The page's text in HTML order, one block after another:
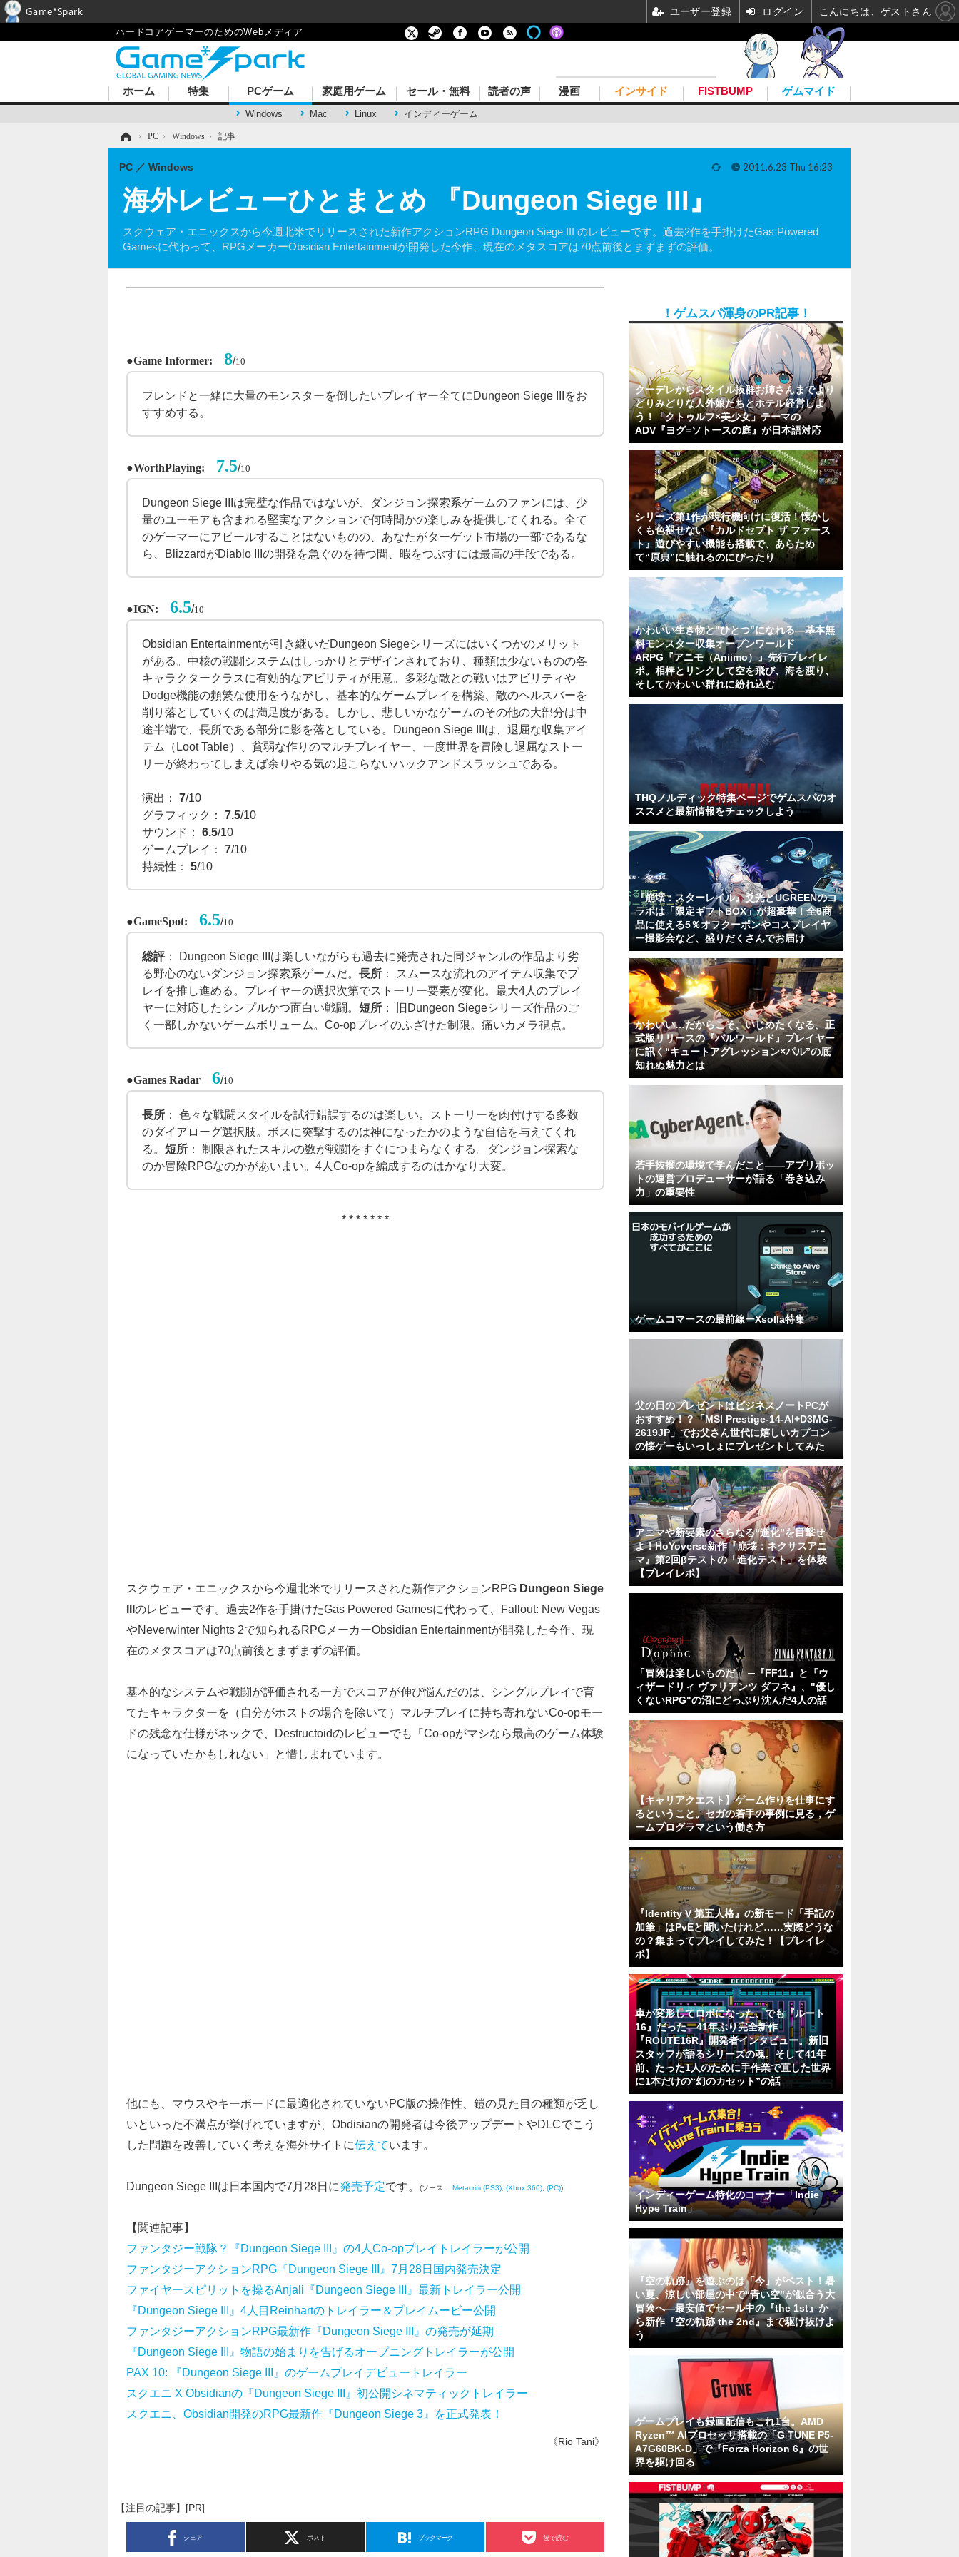
ハードコアゲーマーのためのWebメディア
ホーム 特集 PCゲーム
Windows Mac Linux インディーゲーム
家庭用ゲーム セール・無料 読者の声 漫画 インサイド FISTBUMP ゲムマイド
› PC › Windows › 記事
海外レビューひとまとめ 『Dungeon Siege III』
スクウェア・エニックスから今週北米でリリースされた新作アクションRPG Dungeon Siege III のレビューです。過去2作を手掛けたGas Powered
Gamesに代わって、RPGメーカーObsidian Entertainmentが開発した今作、現在のメタスコアは70点前後とまずまずの評価。
PC Windows 2011.6.23 Thu 16:23
●Game Informer: 8/10
フレンドと一緒に大量のモンスターを倒したいプレイヤー全てにDungeon Siege IIIをお
すすめする。
●WorthPlaying: 7.5/10
Dungeon Siege IIIは完璧な作品ではないが、ダンジョン探索系ゲームのファンには、少
量のユーモアも含まれる堅実なアクションで何時間かの楽しみを提供してくれる。全て
のゲーマーにアピールすることはないものの、あなたがターゲット市場の一部であるな
ら、BlizzardがDiablo IIIの開発を急ぐのを待つ間、暇をつぶすには最高の手段である。
●IGN: 6.5/10
Obsidian Entertainmentが引き継いだDungeon Siegeシリーズにはいくつかのメリット
がある。中核の戦闘システムはしっかりとデザインされており、種類は少ないものの各
キャラクタークラスに有効的なアビリティが用意。多彩な敵との戦いはアビリティや
Dodge機能の頻繁な使用をうながし、基本的なゲームプレイを構築、敵のヘルスバーを
削り落としていくのは満足度がある。しかし、悲しいかなゲームのその他の大部分は中
途半端で、長所である部分に影を落としている。Dungeon Siege IIIは、退屈な収集アイ
テム（Loot Table）、貧弱な作りのマルチプレイヤー、一度世界を冒険し退屈なストー
リーが終わってしまえば余りやる気の起こらないハックアンドスラッシュである。
演出： 7/10
グラフィック： 7.5/10
サウンド： 6.5/10
ゲームプレイ： 7/10
持続性： 5/10
●GameSpot: 6.5/10
総評 ： Dungeon Siege IIIは楽しいながらも過去に発売された同ジャンルの作品より劣
る野心のないダンジョン探索系ゲームだ。 長所 ： スムースな流れのアイテム収集でプ
レイを推し進める。プレイヤーの選択次第でストーリー要素が変化。最大4人のプレイ
ヤーに対応したシンプルかつ面白い戦闘。 短所 ： 旧Dungeon Siegeシリーズ作品のご
く一部しかないゲームボリューム。Co-opプレイのふざけた制限。痛いカメラ視点。
●Games Radar 6/10
長所 ： 色々な戦闘スタイルを試行錯誤するのは楽しい。ストーリーを肉付けする多数
のダイアローグ選択肢。ボスに突撃するのは神になったかのような自信を与えてくれ
る。 短所 ： 制限されたスキルの数が戦闘をすぐにつまらなくする。ダンジョン探索な
のか冒険RPGなのかがあいまい。4人Co-opを編成するのはかなり大変。
* * * * * * *
スクウェア・エニックスから今週北米でリリースされた新作アクションRPG Dungeon Siege
IIIのレビューです。過去2作を手掛けたGas Powered Gamesに代わって、Fallout: New Vegas
やNeverwinter Nights 2で知られるRPGメーカーObsidian Entertainmentが開発した今作、現
在のメタスコアは70点前後とまずまずの評価。
基本的なシステムや戦闘が評価される一方でスコアが伸び悩んだのは、シングルプレイで育
てたキャラクターを（自分がホストの場合を除いて）マルチプレイに持ち寄れないCo-opモー
ドの残念な仕様がネックで、Destructoidのレビューでも「Co-opがマシなら最高のゲーム体験
になっていたかもしれない」と惜しまれています。
他にも、マウスやキーボードに最適化されていないPC版の操作性、鎧の見た目の種類が乏し
いといった不満点が挙げれていますが、Obdisianの開発者は今後アップデートやDLCでこう
した問題を改善していく考えを海外サイトに伝えています。
Dungeon Siege IIIは日本国内で7月28日に発売予定です。 (ソース： Metacritic(PS3) (Xbox 360) (PC))
【関連記事】
ファンタジー戦隊？『Dungeon Siege III』の4人Co-opプレイトレイラーが公開
ファンタジーアクションRPG『Dungeon Siege III』7月28日国内発売決定
ファイヤースピリットを操るAnjali『Dungeon Siege III』最新トレイラー公開
『Dungeon Siege III』4人目Reinhartのトレイラー＆プレイムービー公開
ファンタジーアクションRPG最新作『Dungeon Siege III』の発売が延期
『Dungeon Siege III』物語の始まりを告げるオープニングトレイラーが公開
PAX 10: 『Dungeon Siege III』のゲームプレイデビュートレイラー
スクエニ X Obsidianの『Dungeon Siege III』初公開シネマティックトレイラー
スクエニ、Obsidian開発のRPG最新作『Dungeon Siege 3』を正式発表！
《Rio Tani》
【注目の記事】[PR]
シェア ポスト ブックマーク 後で読む
！ゲムスパ渾身のPR記事！
クーデレからスタイル抜群お姉さんまでより
どりみどりな人外娘たちとホテル経営しよ
う！「クトゥルフ×美少女」テーマの
ADV『ヨグ=ソトースの庭』が日本語対応
シリーズ第1作が現行機向けに復活！懐かし
くも色褪せない『カルドセプト ザ ファース
ト』遊びやすい機能も搭載で、あらため
て“原典”に触れるのにぴったり
かわいい生き物と"ひとつ"になれる―基本無
料モンスター収集オープンワールド
ARPG『アニモ（Aniimo）』先行プレイレ
ポ。相棒とリンクして空を飛び、海を渡り、
そしてかわいい群れに紛れ込む
THQノルディック特集ページでゲムスパのオ
ススメと最新情報をチェックしよう
『崩壊：スターレイル』爻光とUGREENのコ
ラボは「限定ギフトBOX」が超豪華！全6商
品に使える5％オフクーポンやコスプレイヤ
ー撮影会など、盛りだくさんでお届け
かわいい…だからこそ、いじめたくなる。正
式版リリースの『パルワールド』プレイヤー
に訊く“キュートアグレッション×パル”の底
知れぬ魅力とは
若手抜擢の環境で学んだこと――アプリボッ
トの運営プロデューサーが語る「巻き込み
力」の重要性
ゲームコマースの最前線ーXsolla特集
父の日のプレゼントはビジネスノートPCが
おすすめ！？「MSI Prestige-14-AI+D3MG-
2619JP」でお父さん世代に嬉しいカプコン
の懐ゲーもいっしょにプレゼントしてみた
アニマや新要素のさらなる“進化”を目撃せ
よ！HoYoverse新作『崩壊：ネクサスアニ
マ』第2回βテストの「進化テスト」を体験
【プレイレポ】
「冒険は楽しいものだ」 ─『FF11』と『ウ
ィザードリィ ヴァリアンツ ダフネ』、"優し
くないRPG"の沼にどっぷり沈んだ4人の話
【キャリアクエスト】ゲーム作りを仕事にす
るということ。セガの若手の事例に見る，ゲ
ームプログラマという働き方
『Identity V 第五人格』の新モード「手記の
加筆」はPvEと聞いたけれど……実際どうな
の？集まってプレイしてみた！【プレイレ
ポ】
車が変形してロボになった、でも『ルート
16』だった―41年ぶり完全新作
『ROUTE16R』開発者インタビュー。新旧
スタッフが語るシリーズの魂。そして41年
前、たった1人のために手作業で直した世界
に1本だけの“幻のカセット”の話
インディーゲーム特化のコーナー「Indie
Hype Train」
『空の軌跡』を遊ぶのは「今」がベスト！暑
い夏、涼しい部屋の中で“青い空”が似合う大
冒険へ―最安値でセール中の『the 1st』か
ら新作『空の軌跡 the 2nd』まで駆け抜けよ
う
ゲームプレイも録画配信もこれ1台。AMD
Ryzen™ AIプロセッサ搭載の「G TUNE P5-
A7G60BK-D」で『Forza Horizon 6』の世
界を駆け回る
Game*Spark ユーザー登録 ログイン こんにちは、ゲストさん